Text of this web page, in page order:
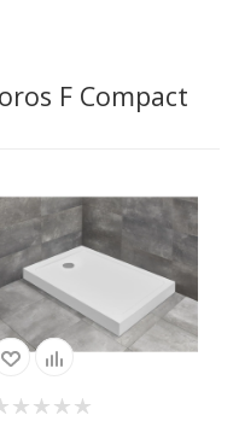
F Compact